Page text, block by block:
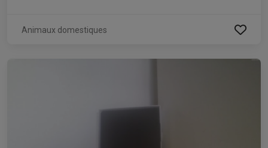
Animaux domestiques